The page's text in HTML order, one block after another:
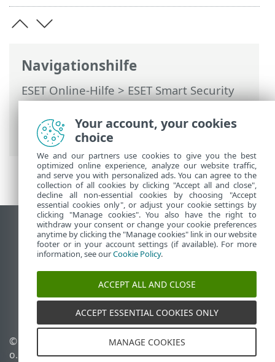
Navigationshilfe
ESET Online-Hilfe>ESET Smart Security
Premium>Arbeiten mit ESET Smart
Security Premium>Hilfe und Support>
Technischer Support
Desktop-Site anzeigen
End of Life
ESET Knowledgebase
ESET-Forum
ESET Status Portal
Regionaler Support
© 1992 - 2026 ESET, spol. s r.
o. - Alle Rechte
Cookies verwalten
Cookie-Richtlinie
Your account, your cookies
choice
We and our partners use cookies to give you the best
optimized online experience, analyze our website traffic,
and serve you with personalized ads. You can agree to the
collection of all cookies by clicking "Accept all and close",
decline all non-essential cookies by choosing "Accept
essential cookies only", or adjust your cookie settings by
clicking "Manage cookies". You also have the right to
withdraw your consent or change your cookie preferences
anytime by clicking the "Manage cookies" link in our website
footer or in your account settings (if available). For more
information, see ourCookie Policy.
ACCEPT ALL AND CLOSE
ACCEPT ESSENTIAL COOKIES ONLY
MANAGE COOKIES